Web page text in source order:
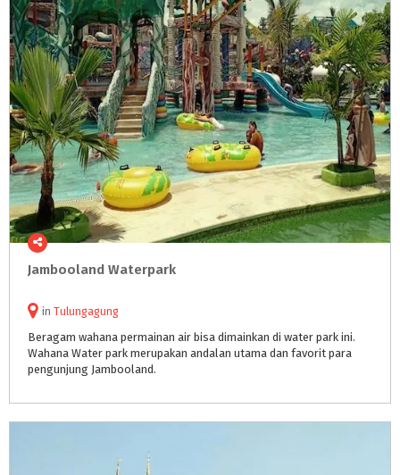
Jambooland Waterpark
in Tulungagung
Beragam wahana permainan air bisa dimainkan di water park ini.
Wahana Water park merupakan andalan utama dan favorit para
pengunjung Jambooland.